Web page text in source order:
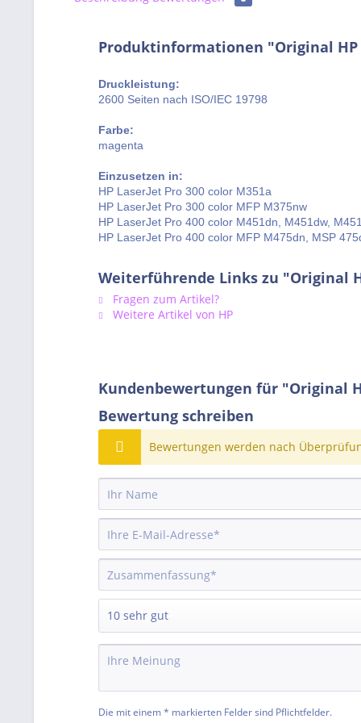
Produktinformationen "Original HP
Druckleistung:
2600 Seiten nach ISO/IEC 19798
Farbe:
magenta
Einzusetzen in:
HP LaserJet Pro 300 color M351a
HP LaserJet Pro 300 color MFP M375nw
HP LaserJet Pro 400 color M451dn, M451dw,
HP LaserJet Pro 400 color MFP M475dn, MSP
Weiterführende Links zu "Original
Fragen zum Artikel?
Weitere Artikel von HP
Kundenbewertungen für "Original
Bewertung schreiben
Bewertungen werden nach
Die mit einem * markierten Felder sind Pflichtfelder.